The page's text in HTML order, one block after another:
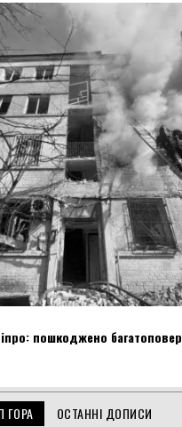
пошкоджено
ГОРА ОСТАННІ ДОПИСИ